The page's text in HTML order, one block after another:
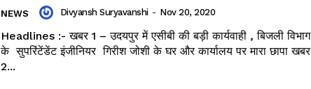
NEWS Divyansh Suryavanshi - Nov 20, 2020
Headlines :- खबर 1 – उदयपुर में एसीबी की बड़ी कार्यवाही , बिजली विभाग
के सुपरिंटेंडेंट इंजीनियर गिरीश जोशी के घर और कार्यालय पर मारा छापा खबर
2...